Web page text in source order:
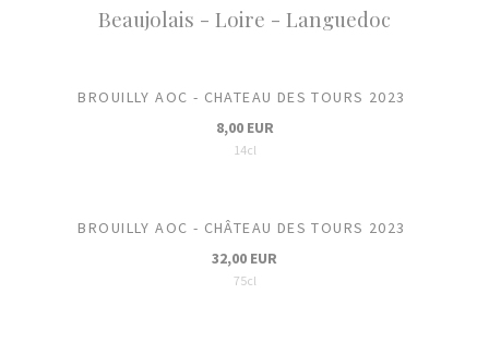
Beaujolais - Loire - Languedoc
BROUILLY AOC - CHATEAU DES TOURS 2023
8,00 EUR
14cl
BROUILLY AOC - CHÂTEAU DES TOURS 2023
32,00 EUR
75cl